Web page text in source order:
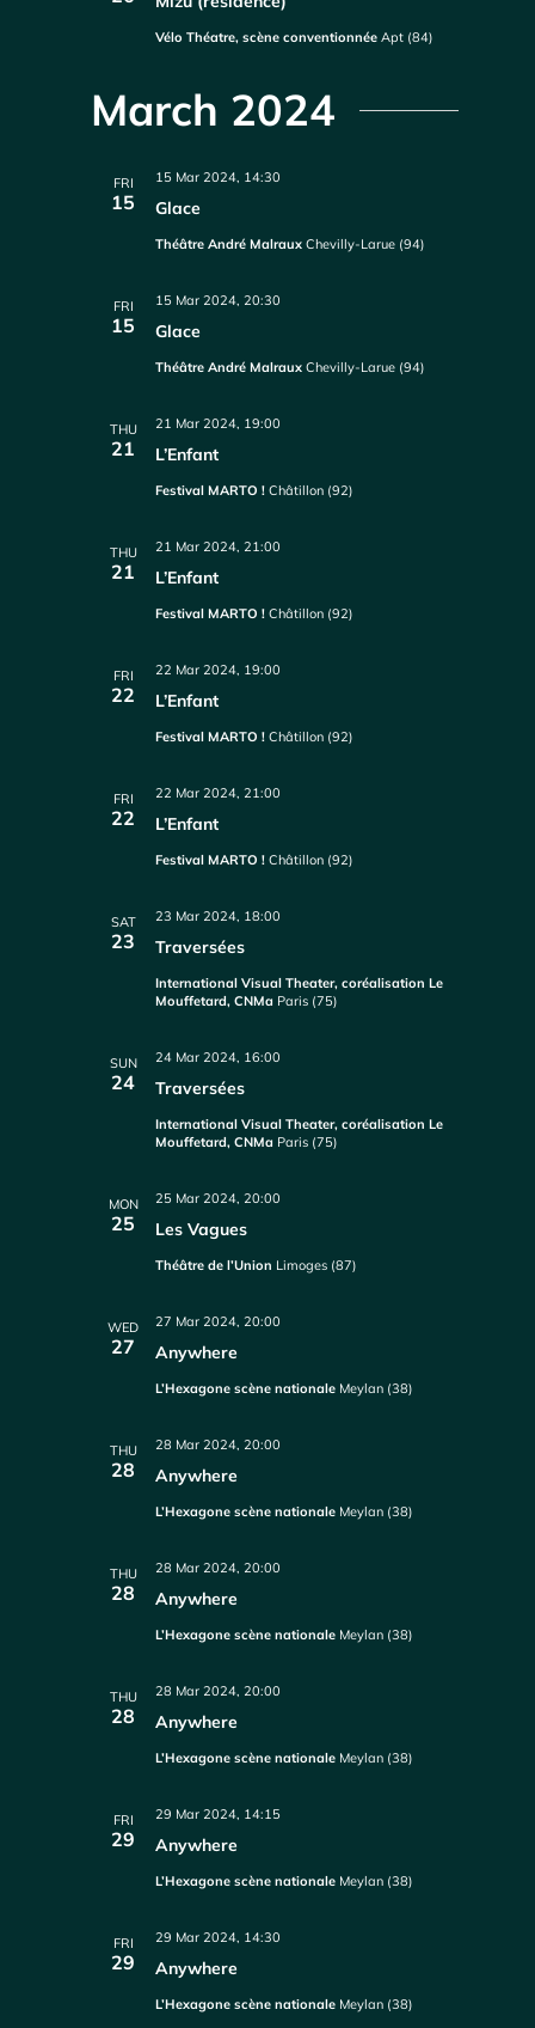
Vélo Théatre, scène conventionnéeApt (84)
March 2024
FRI
15 Glace
15 Mar 2024, 14:30
Théâtre André MalrauxChevilly-Larue (94)
FRI
15 Glace
15 Mar 2024, 20:30
Théâtre André MalrauxChevilly-Larue (94)
THU
21 L’Enfant
21 Mar 2024, 19:00
Festival MARTO !Châtillon (92)
THU
21 L’Enfant
21 Mar 2024, 21:00
Festival MARTO !Châtillon (92)
FRI
22 L’Enfant
22 Mar 2024, 19:00
Festival MARTO !Châtillon (92)
FRI
22 L’Enfant
22 Mar 2024, 21:00
Festival MARTO !Châtillon (92)
SAT
23 Traversées
23 Mar 2024, 18:00
International Visual Theater, coréalisation Le
Mouffetard, CNMa Paris (75)
SUN
24 Traversées
24 Mar 2024, 16:00
International Visual Theater, coréalisation Le
Mouffetard, CNMa Paris (75)
MON
25 Les Vagues
25 Mar 2024, 20:00
Théâtre de l’Union Limoges (87)
WED
27 Anywhere
27 Mar 2024, 20:00
L’Hexagone scène nationale Meylan (38)
THU
28 Anywhere
28 Mar 2024, 20:00
L’Hexagone scène nationale Meylan (38)
THU
28 Anywhere
28 Mar 2024, 20:00
L’Hexagone scène nationale Meylan (38)
THU
28 Anywhere
28 Mar 2024, 20:00
L’Hexagone scène nationale Meylan (38)
FRI
29 Anywhere
29 Mar 2024, 14:15
L’Hexagone scène nationale Meylan (38)
FRI
29 Anywhere
29 Mar 2024, 14:30
L’Hexagone scène nationale Meylan (38)